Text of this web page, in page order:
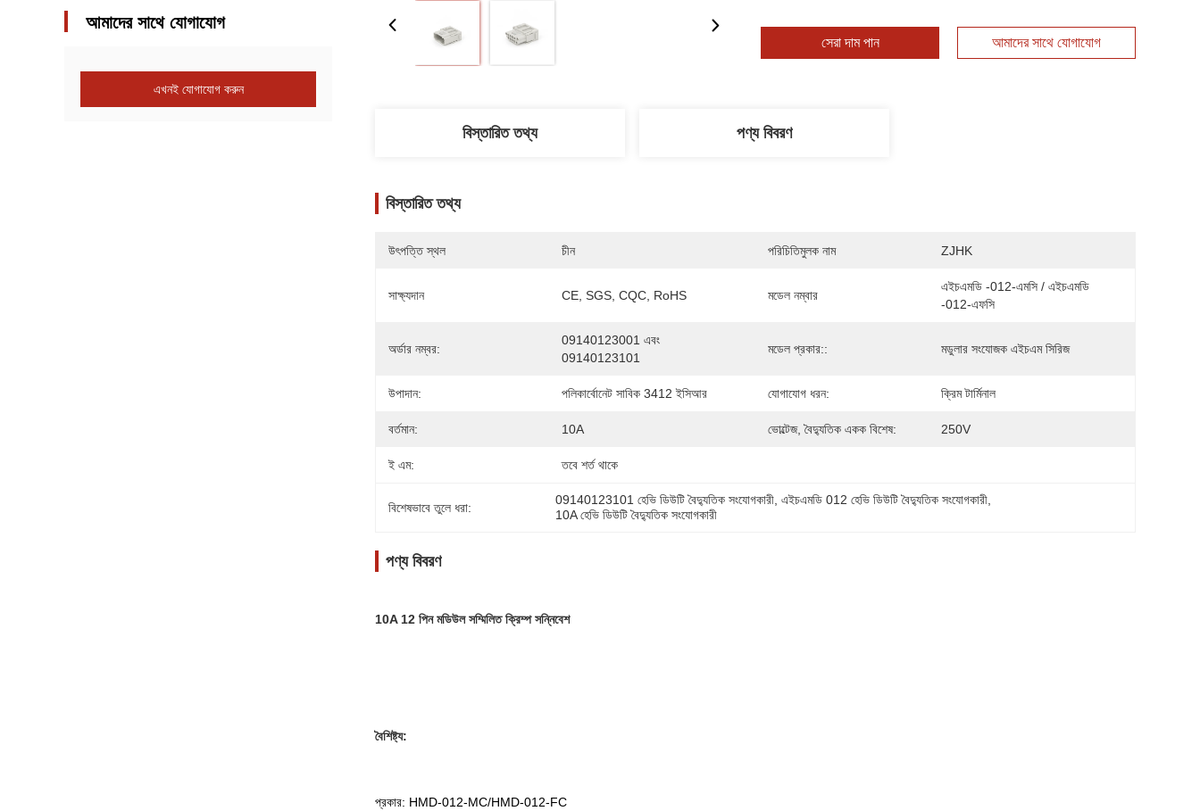
আমাদের সাথে যোগাযোগ
এখনই যোগাযোগ করুন
সেরা দাম পান আমাদের সাথে যোগাযোগ
বিস্তারিত তথ্য পণ্য বিবরণ
বিস্তারিত তথ্য
উৎপত্তি স্থল চীন পরিচিতিমুলক নাম ZJHK
সাক্ষ্যদান CE, SGS, CQC, RoHS মডেল নম্বার
এইচএমডি -012-এমসি / এইচএমডি
-012-এফসি
অর্ডার নম্বর:
09140123001 এবং
09140123101
মডেল প্রকার:: মডুলার সংযোজক এইচএম সিরিজ
উপাদান: পলিকার্বোনেট সাবিক 3412 ইসিআর যোগাযোগ ধরন: ক্রিম টার্মিনাল
বর্তমান: 10A ভোল্টেজ, বৈদ্যুতিক একক বিশেষ: 250V
ই এম: তবে শর্ত থাকে
বিশেষভাবে তুলে ধরা:
09140123101 হেভি ডিউটি ​​বৈদ্যুতিক সংযোগকারী , এইচএমডি 012 হেভি ডিউটি ​​বৈদ্যুতিক সংযোগকারী
10A হেভি ডিউটি ​​বৈদ্যুতিক সংযোগকারী
পণ্য বিবরণ
10A 12 পিন মডিউল সম্মিলিত ক্রিম্প সন্নিবেশ
বৈশিষ্ট্য:
প্রকার: HMD-012-MC/HMD-012-FC